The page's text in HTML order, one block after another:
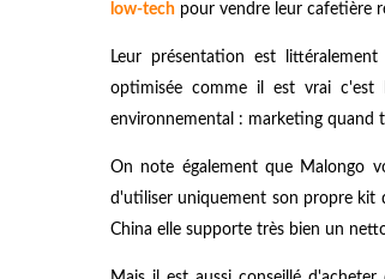
low-tech pour vendre leur cafetière
Leur présentation est
optimisée comme il est vrai
environnemental : marketing quand
On note également que Malongo
d'utiliser uniquement son propre kit
China elle supporte très bien un